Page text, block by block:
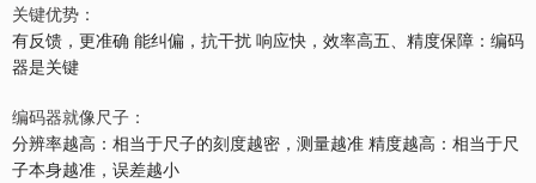
关键优势：
有反馈，更准确 能纠偏，抗干扰 响应快，效率高五、精度保障：编码
器是关键
编码器就像尺子：
分辨率越高：相当于尺子的刻度越密，测量越准 精度越高：相当于尺
子本身越准，误差越小